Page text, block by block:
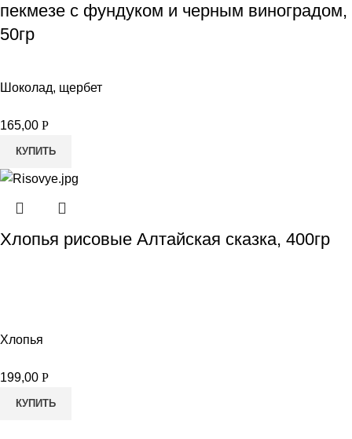
пекмезе с фундуком и черным виноградом,
50гр
Шоколад, щербет
165,00 Р
КУПИТЬ
Хлопья рисовые Алтайская сказка, 400гр
Хлопья
199,00 Р
КУПИТЬ